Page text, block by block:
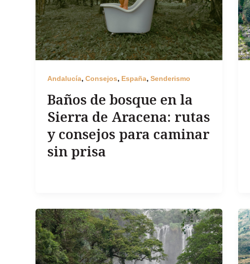
Andalucía, Consejos, España, Senderismo
Baños de bosque en la
Sierra de Aracena: rutas
y consejos para caminar
sin prisa